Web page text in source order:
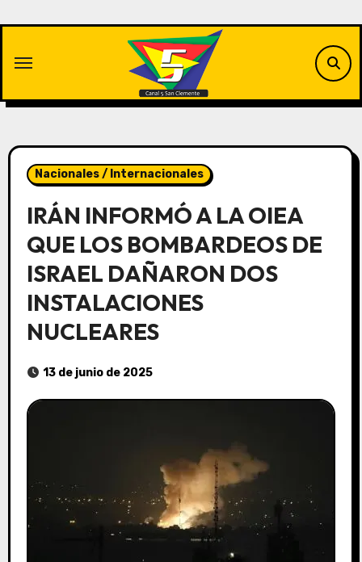
contenido
Nacionales / Internacionales
IRÁN INFORMÓ A LA OIEA
QUE LOS BOMBARDEOS DE
ISRAEL DAÑARON DOS
INSTALACIONES
NUCLEARES
13 de junio de 2025